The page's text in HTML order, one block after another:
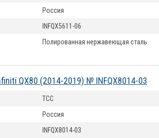
Россия
INFQX5611-06
Полированная нержавеющая сталь
QX80 (2014-2019) № INFQX8014-03
ТСС
Россия
INFQX8014-03